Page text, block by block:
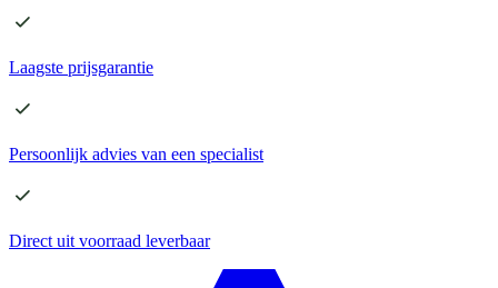
Laagste prijsgarantie
Persoonlijk advies van een specialist
Direct uit voorraad leverbaar